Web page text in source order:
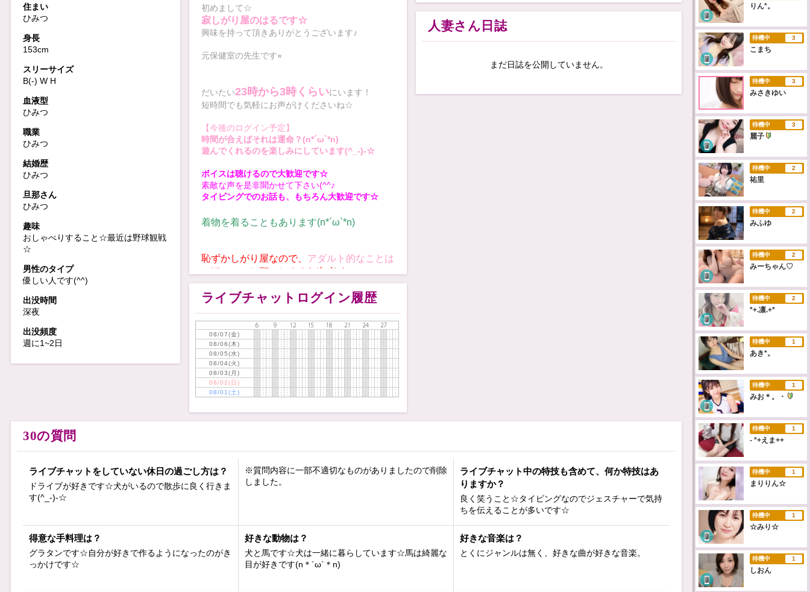
住まい
ひみつ
身長
153cm
スリーサイズ
B(-) W H
血液型
ひみつ
職業
ひみつ
結婚歴
ひみつ
旦那さん
ひみつ
趣味
おしゃべりすること☆最近は野球観戦
☆
男性のタイプ
優しい人です(^^)
出没時間
深夜
出没頻度
週に1~2日
初めまして☆
寂しがり屋のはるです☆
興味を持って頂きありがとうございます♪
元保健室の先生です⭐︎
だいたい23時から3時くらいにいます！
短時間でも気軽にお声がけくださいね☆
【今後のログイン予定】
時間が合えばそれは運命？(n*´ω`*n)
遊んでくれるのを楽しみにしています(^_-)-☆
ボイスは聴けるので大歓迎です☆
素敵な声を是非聞かせて下さい(^^♪
タイピングでのお話も、もちろん大歓迎です☆
着物を着ることもあります(n*´ω`*n)
恥ずかしがり屋なので、 アダルト的なことは
お話のみ
でお願いします(n*´ω`*n)
ジャンル問わず楽しいお話しましょう☆
眼鏡希望の方は教えてくださいね☆
眼鏡大好き男子、大歓迎です((´∀`*))
甘いものが大好きです☆
スタバの新作は必ずチェック！！
美味しいカスタマイズがあれば教えて下さい！！
最近は野球観戦にハマってます☆
初心者なので教えて下さいね☆
ライブチャットログイン履歴
08/07(金)
08/06(木)
08/05(水)
08/04(火)
08/03(月)
08/02(日)
08/01(土)
人妻さん日誌
まだ日誌を公開していません。
30の質問
ライブチャットをしていない休日の過ごし方は？
ドライブが好きです☆犬がいるので散歩に良く行きま
す(^_-)-☆
※質問内容に一部不適切なものがありましたので削除
しました。
ライブチャット中の特技も含めて、何か特技はあ
りますか？
良く笑うこと☆タイピングなのでジェスチャーで気持
ちを伝えることが多いです☆
得意な手料理は？
グラタンです☆自分が好きで作るようになったのがき
っかけです☆
好きな動物は？
犬と馬です☆犬は一緒に暮らしています☆馬は綺麗な
目が好きです(n＊´ω`＊n)
好きな音楽は？
とくにジャンルは無く、好きな曲が好きな音楽。
りん*。
待機中 3
こまち
待機中 3
みさきゆい
待機中 3
麗子
待機中 2
祐里
待機中 2
みふゆ
待機中 2
みーちゃん♡
待機中 2
*+.凛.+*
待機中 1
あき*。
待機中 1
みお＊。・
待機中 1
- *+えま++
待機中 1
まりりん☆
待機中 1
☆みり☆
待機中 1
しおん